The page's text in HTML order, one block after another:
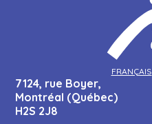
FRANÇAIS
7124, rue Boyer,
Montréal (Québec)
H2S 2J8